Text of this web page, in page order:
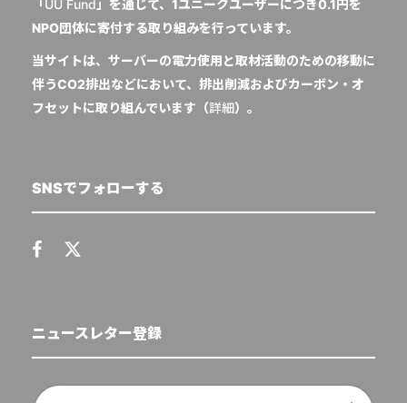
「UU Fund 」を通じて、1ユニークユーザーにつき0.1円を
NPO団体に寄付する取り組みを行っています。
当サイトは、サーバーの電力使用と取材活動のための移動に
伴うCO2排出などにおいて、排出削減およびカーボン・オ
フセットに取り組んでいます（詳細）。
SNSでフォローする
ニュースレター登録